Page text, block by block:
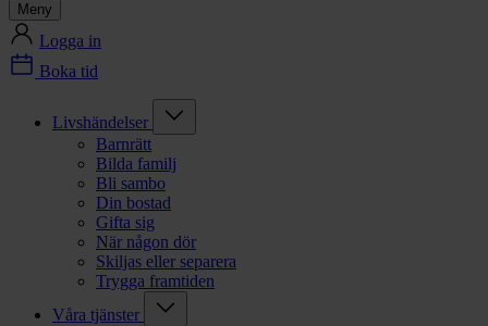
Meny
Logga in
Boka tid
Livshändelser
Barnrätt
Bilda familj
Bli sambo
Din bostad
Gifta sig
När någon dör
Skiljas eller separera
Trygga framtiden
Våra tjänster